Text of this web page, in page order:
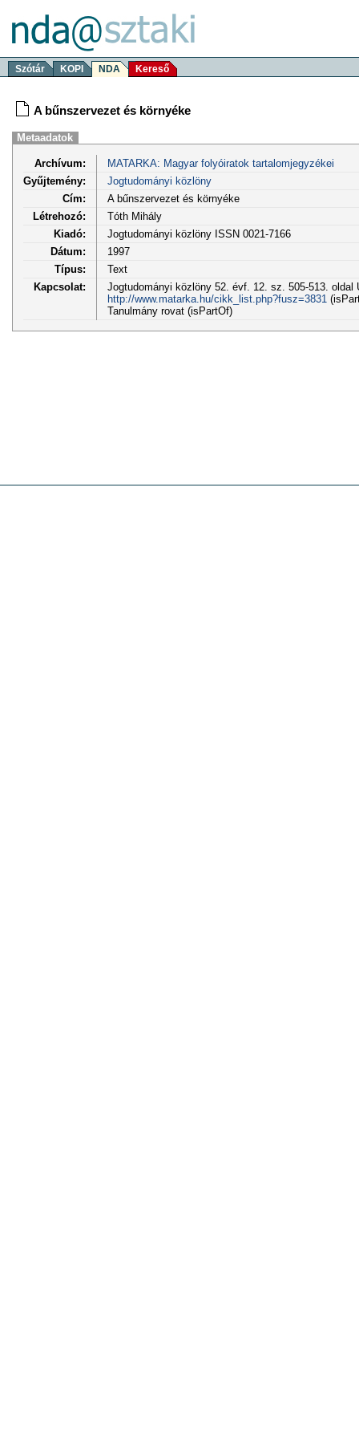
Szótár KOPI NDA Kereső
A bűnszervezet és környéke
Metaadatok
Archívum:
MATARKA: Magyar folyóiratok tartalomjegyzékei
Gyűjtemény:
Jogtudományi közlöny
Cím:
A bűnszervezet és környéke
Létrehozó:
Tóth Mihály
Kiadó:
Jogtudományi közlöny ISSN 0021-7166
Dátum:
1997
Típus:
Text
Kapcsolat:
Jogtudományi közlöny 52. évf. 12. sz. 505-513. oldal
http://www.matarka.hu/cikk_list.php?fusz=3831
Tanulmány rovat (isPartOf)